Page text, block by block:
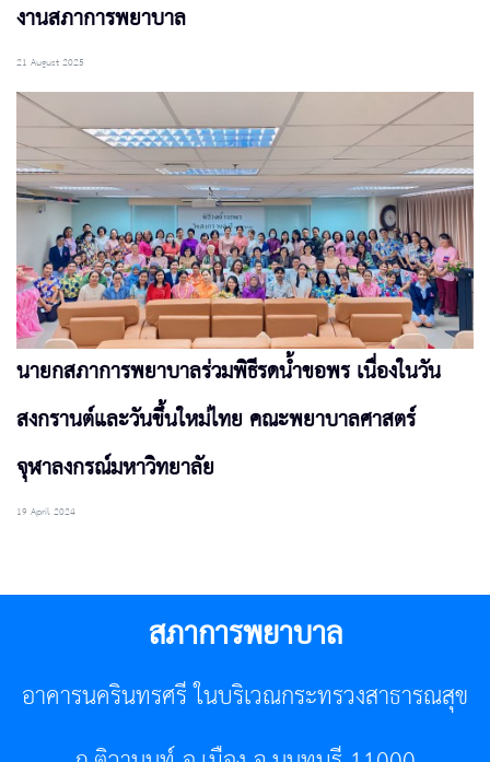
งานสภาการพยาบาล
21 August 2025
นายกสภาการพยาบาลร่วมพิธีรดน้ำขอพร เนื่องในวัน
สงกรานต์และวันขึ้นใหม่ไทย คณะพยาบาลศาสตร์
จุฬาลงกรณ์มหาวิทยาลัย
19 April 2024
สภาการพยาบาล
อาคารนครินทรศรี ในบริเวณกระทรวงสาธารณสุข